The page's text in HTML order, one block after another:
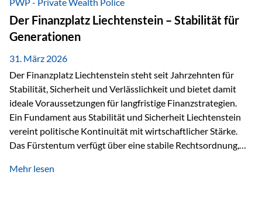
heißt das:Diese Gelder gehören im Konkursfall nicht zur
allgemeinen Konkursmasse, sondern werden ausschließlich
zur Erfüllung…
Der Finanzplatz Liechtenstein – Stabilität für
Generationen
31. März 2026
Der Finanzplatz Liechtenstein steht seit Jahrzehnten für
Stabilität, Sicherheit und Verlässlichkeit und bietet damit
ideale Voraussetzungen für langfristige Finanzstrategien.
Ein Fundament aus Stabilität und Sicherheit Liechtenstein
vereint politische Kontinuität mit wirtschaftlicher Stärke.
Das Fürstentum verfügt über eine stabile Rechtsordnung,
monarchischen Elementen basiert. Diese Struktur schafft
Mehr lesen